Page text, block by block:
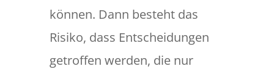
können. Dann besteht das
Risiko, dass Entscheidungen
getroffen werden, die nur